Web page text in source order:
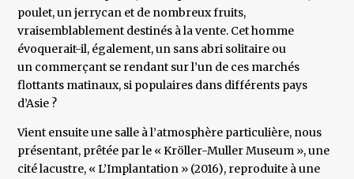
poulet, un jerrycan et de nombreux fruits,
vraisemblablement destinés à la vente. Cet homme
évoquerait-il, également, un sans abri solitaire ou
un commerçant se rendant sur l’un de ces marchés
flottants matinaux, si populaires dans différents pays
d’Asie ?
Vient ensuite une salle à l’atmosphère particulière, nous
présentant, prêtée par le « Kröller-Muller Museum », une
cité lacustre, « L’Implantation » (2016), reproduite à une